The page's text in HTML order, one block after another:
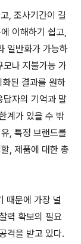
, 조사기간이 길
이해하기 쉽고,
일반화가 가능하
모나 지불가능 가
된 결과를 원하
답자의 기억과 말
계가 있을 수 밖
, 특정 브랜드를
, 제품에 대한 총
때문에 가장 널
력 확보의 필요
격을 받고 있다.